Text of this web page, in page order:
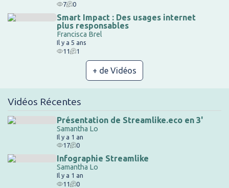
7
0
Smart Impact : Des usages internet
plus responsables
Francisca Brel
Il y a 5 ans
11
1
+ de Vidéos
Vidéos Récentes
Présentation de Streamlike.eco en 3'
Samantha Lo
Il y a 1 an
17
0
Infographie Streamlike
Samantha Lo
Il y a 1 an
11
0